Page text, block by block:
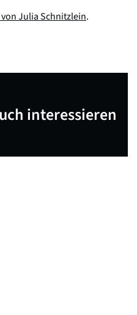
Julia Schnitzlein.
interessieren